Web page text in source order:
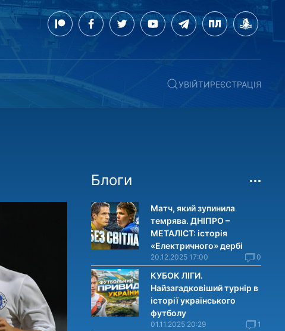
УВІЙТИРЕЄСТРАЦІЯ
Блоги
Матч, який зупинила
темрява. ДНІПРО –
МЕТАЛІСТ: історія
«Електричного» дербі
20.12.2025 17:00 0
КУБОК ЛІГИ.
Найзагадковіший турнір в
історії українського
футболу
01.11.2025 20:29 1